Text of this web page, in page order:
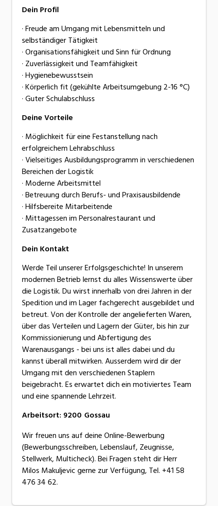
Dein Profil
· Freude am Umgang mit Lebensmitteln und
selbständiger Tätigkeit
· Organisationsfähigkeit und Sinn für Ordnung
· Zuverlässigkeit und Teamfähigkeit
· Hygienebewusstsein
· Körperlich fit (gekühlte Arbeitsumgebung 2-16 °C)
· Guter Schulabschluss
Deine Vorteile
· Möglichkeit für eine Festanstellung nach
erfolgreichem Lehrabschluss
· Vielseitiges Ausbildungsprogramm in verschiedenen
Bereichen der Logistik
· Moderne Arbeitsmittel
· Betreuung durch Berufs- und Praxisausbildende
· Hilfsbereite Mitarbeitende
· Mittagessen im Personalrestaurant und
Zusatzangebote
Dein Kontakt
Werde Teil unserer Erfolgsgeschichte! In unserem
modernen Betrieb lernst du alles Wissenswerte über
die Logistik. Du wirst innerhalb von drei Jahren in der
Spedition und im Lager fachgerecht ausgebildet und
betreut. Von der Kontrolle der angelieferten Waren,
über das Verteilen und Lagern der Güter, bis hin zur
Kommissionierung und Abfertigung des
Warenausgangs - bei uns ist alles dabei und du
kannst überall mitwirken. Ausserdem wird dir der
Umgang mit den verschiedenen Staplern
beigebracht. Es erwartet dich ein motiviertes Team
und eine spannende Lehrzeit.
Arbeitsort: 9200 Gossau
Wir freuen uns auf deine Online-Bewerbung
(Bewerbungsschreiben, Lebenslauf, Zeugnisse,
Stellwerk, Multicheck). Bei Fragen steht dir Herr
Milos Makuljevic gerne zur Verfügung, Tel. +41 58
476 34 62.